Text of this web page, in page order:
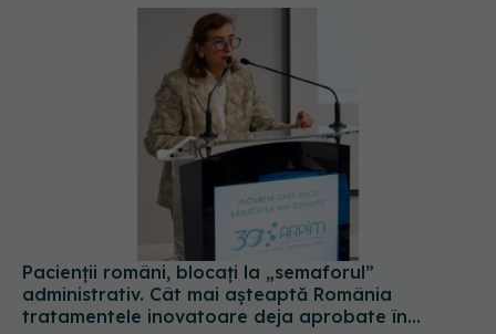
Pacienții români, blocați la „semaforul”
administrativ. Cât mai așteaptă România
tratamentele inovatoare deja aprobate în